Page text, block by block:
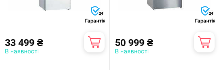
24
Гарантія
33 499 ₴
В наявності
24
Гарантія
50 999 ₴
В наявності